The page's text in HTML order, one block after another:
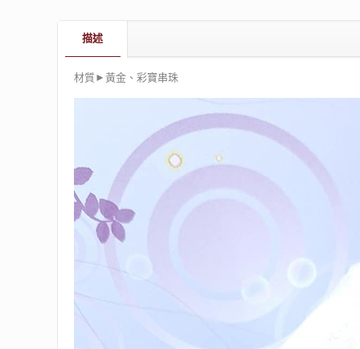
描述
材質►黃金、彩寶串珠